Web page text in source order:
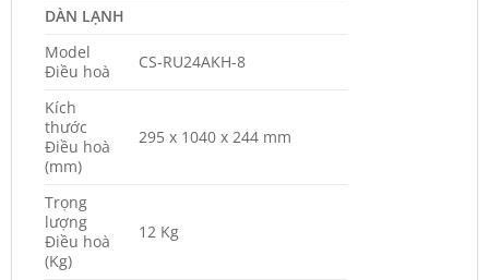
DÀN LẠNH
Model
Điều hoà
CS-RU24AKH-8
Kích
thước
Điều hoà
(mm)
295 x 1040 x 244 mm
Trọng
lượng
Điều hoà
(Kg)
12 Kg